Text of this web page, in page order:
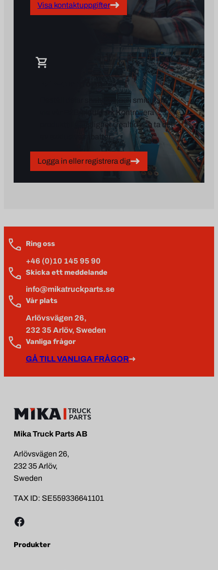
Visa kontaktuppgifter
Beställ delar snabbare och smidigare
via vår B2B-plattform. Kontrollera
produkt­tillgänglighet i realtid och ta del
av exklusiva rabatter.
Logga in eller registrera dig
Ring oss
+46 (0)10 145 95 90
Skicka ett meddelande
info@mikatruckparts.se
Vår plats
Arlövsvägen 26,
232 35 Arlöv, Sweden
Vanliga frågor
GÅ TILL VANLIGA FRÅGOR
Mika Truck Parts AB
Arlövsvägen 26,
232 35 Arlöv,
Sweden
TAX ID: SE559336641101
Facebook
Produkter